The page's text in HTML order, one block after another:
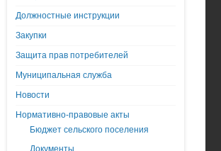
Должностные инструкции
Закупки
Защита прав потребителей
Муниципальная служба
Новости
Нормативно-правовые акты
Бюджет сельского поселения
Документы